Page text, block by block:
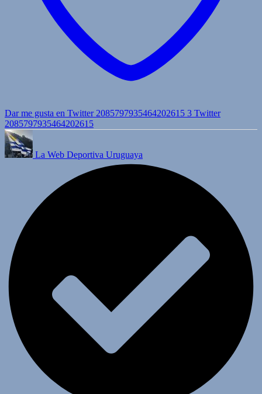
Dar me gusta en Twitter 2085797935464202615 3 Twitter
2085797935464202615
La Web Deportiva Uruguaya